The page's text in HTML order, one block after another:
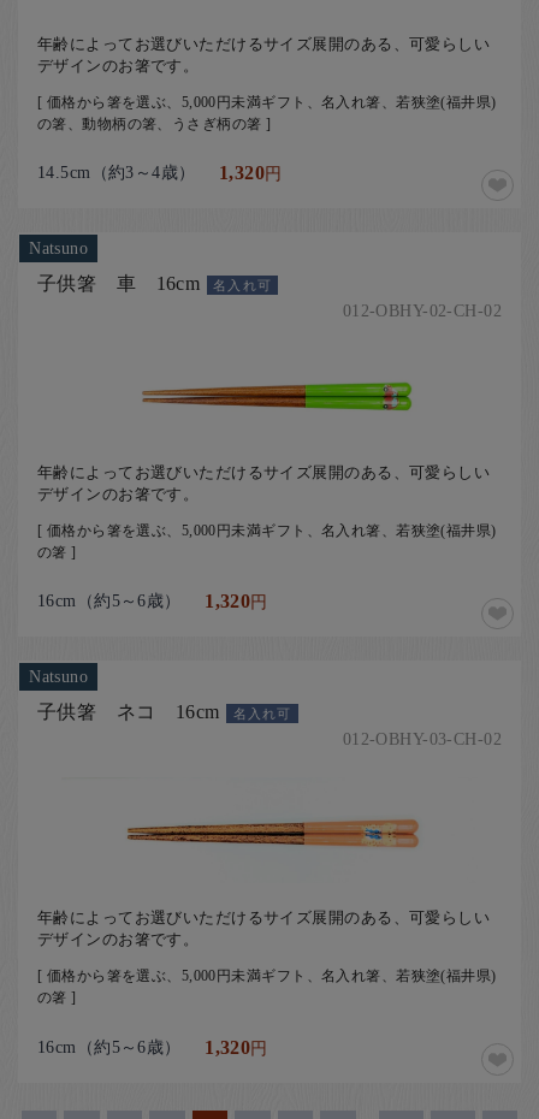
年齢によってお選びいただけるサイズ展開のある、可愛らしい
デザインのお箸です。
[ 価格から箸を選ぶ、5,000円未満ギフト、名入れ箸、若狭塗(福井県)
の箸、動物柄の箸、うさぎ柄の箸 ]
14.5cm（約3～4歳） 1,320円
Natsuno
子供箸 車 16cm 名入れ可
012-OBHY-02-CH-02
年齢によってお選びいただけるサイズ展開のある、可愛らしい
デザインのお箸です。
[ 価格から箸を選ぶ、5,000円未満ギフト、名入れ箸、若狭塗(福井県)
の箸 ]
16cm（約5～6歳） 1,320円
Natsuno
子供箸 ネコ 16cm 名入れ可
012-OBHY-03-CH-02
年齢によってお選びいただけるサイズ展開のある、可愛らしい
デザインのお箸です。
[ 価格から箸を選ぶ、5,000円未満ギフト、名入れ箸、若狭塗(福井県)
の箸 ]
16cm（約5～6歳） 1,320円